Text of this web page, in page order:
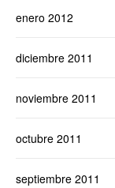
enero 2012
diciembre 2011
noviembre 2011
octubre 2011
septiembre 2011